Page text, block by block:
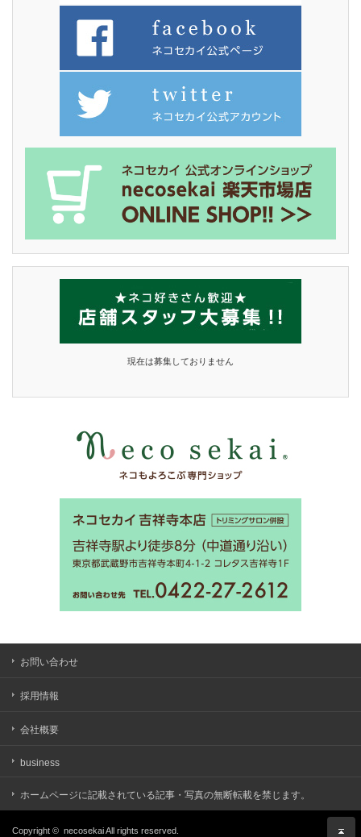
現在は募集しておりません
お問い合わせ
採用情報
会社概要
business
ホームページに記載されている記事・写真の無断転載を禁じます。
Copyright © necosekaiAll rights reserved.